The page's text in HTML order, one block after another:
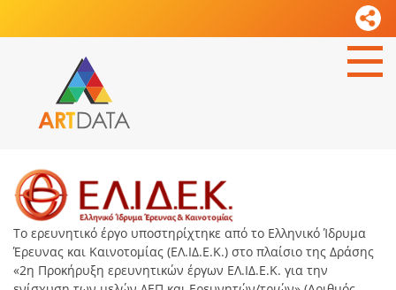
Το ερευνητικό έργο υποστηρίχτηκε από το Ελληνικό Ίδρυμα
Έρευνας και Καινοτομίας (ΕΛ.ΙΔ.Ε.Κ.) στο πλαίσιο της Δράσης
«2η Προκήρυξη ερευνητικών έργων ΕΛ.ΙΔ.Ε.Κ. για την